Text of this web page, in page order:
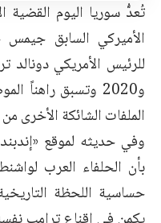
تُعدُّ سوريا اليوم القضية
الأميركي السابق
و2020 وتسبق
الملفات الشائكة الأخرى
وفي حديثه لموقع
بأن الحلفاء العرب
حساسية اللحظة